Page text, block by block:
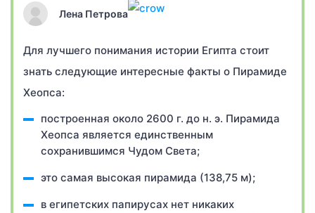
Лена Петрова
Для лучшего понимания истории Египта стоит
знать следующие интересные факты о Пирамиде
Хеопса:
построенная около 2600 г. до н. э. Пирамида
Хеопса является единственным
сохранившимся Чудом Света;
это самая высокая пирамида (138,75 м);
в египетских папирусах нет никаких